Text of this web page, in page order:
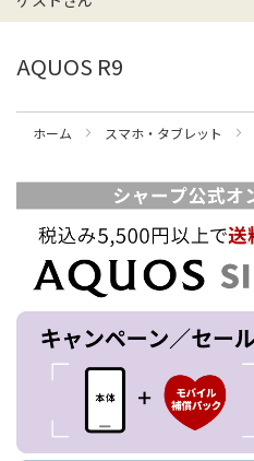
ッ
AQUOS R9
ホーム スマホ・タブレット